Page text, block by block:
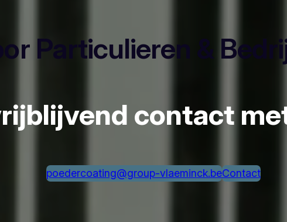
Particulieren &
contact
poedercoating@group-vlaeminck.beContact